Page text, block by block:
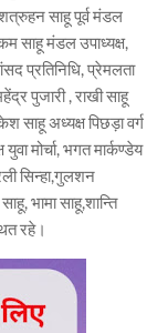
साहू पूर्व मंडल
साहू मंडल उपाध्यक्ष,
प्रतिनिधि, प्रेमलता
पुजारी , राखी साहू
साहू अध्यक्ष पिछड़ा वर्ग
मोर्चा, भगत मार्कण्डेय
सिन्हा,गुलशन
भामा साहू,शान्ति
रहे।